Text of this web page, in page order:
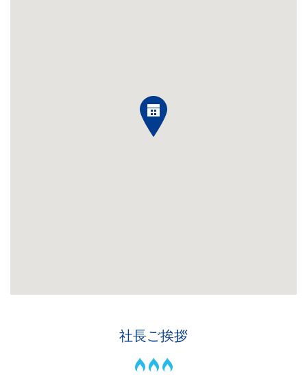
社長ご挨拶